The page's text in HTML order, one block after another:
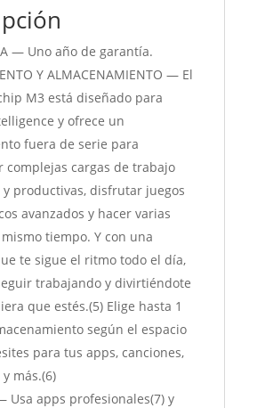
— Uno año de garantía.
Y ALMACENAMIENTO — El
M3 está diseñado para
y ofrece un
fuera de serie para
complejas cargas de trabajo
y productivas, disfrutar juegos
avanzados y hacer varias
tiempo. Y con una
te sigue el ritmo todo el día,
trabajando y divirtiéndote
que estés.(5) Elige hasta 1
según el espacio
para tus apps, canciones,
más.(6)
Usa apps profesionales(7) y